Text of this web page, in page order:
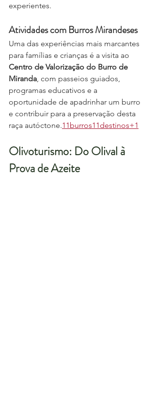
experientes.
Atividades com Burros Mirandeses
Uma das experiências mais marcantes
para famílias e crianças é a visita ao
Centro de Valorização do Burro de
Miranda , com passeios guiados,
programas educativos e a
oportunidade de apadrinhar um burro
e contribuir para a preservação desta
raça autóctone.11burros11destinos+1
Olivoturismo: Do Olival à
Prova de Azeite